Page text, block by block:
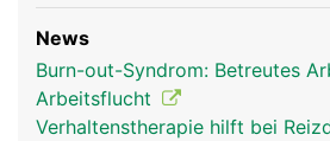
News
Burn-out-Syndrom: Betreutes
Arbeitsflucht
Verhaltenstherapie hilft bei